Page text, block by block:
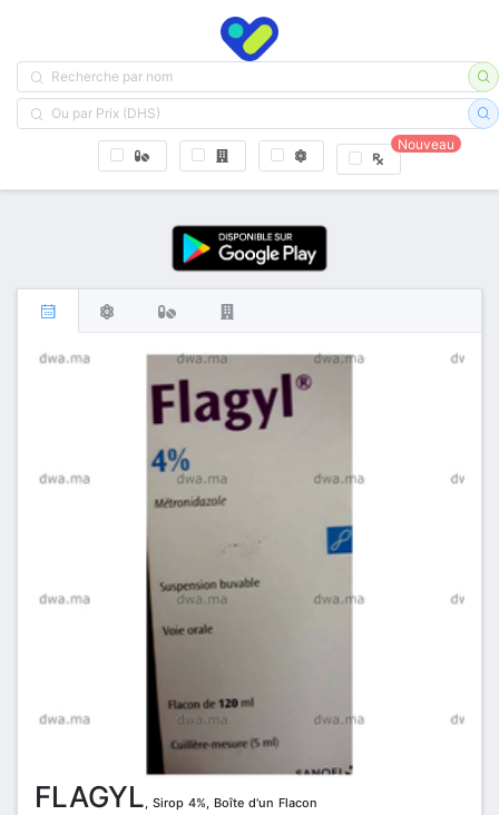
Nouveau
FLAGYL, Sirop 4%, Boîte d'un Flacon